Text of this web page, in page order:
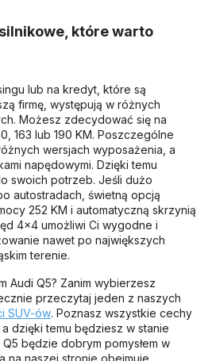
które warto
lub na kredyt, które są
firmę, występują w różnych
Możesz zdecydować się na
163 lub 190 KM. Poszczególne
wersjach wyposażenia, a
napędowymi. Dzięki temu
swoich potrzeb. Jeśli dużo
autostradach, świetną opcją
252 KM i automatyczną skrzynią
4x4 umożliwi Ci wygodne i
nawet po największych
terenie.
Audi Q5? Zanim wybierzesz
przeczytaj jeden z naszych
SUV-ów. Poznasz wszystkie cechy
dzięki temu będziesz w stanie
będzie dobrym pomysłem w